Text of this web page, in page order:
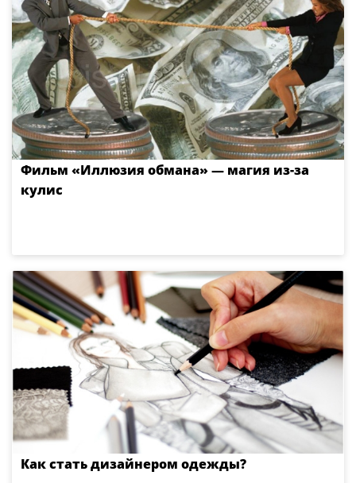
Фильм «Иллюзия обмана» — магия из-за
кулис
Как стать дизайнером одежды?